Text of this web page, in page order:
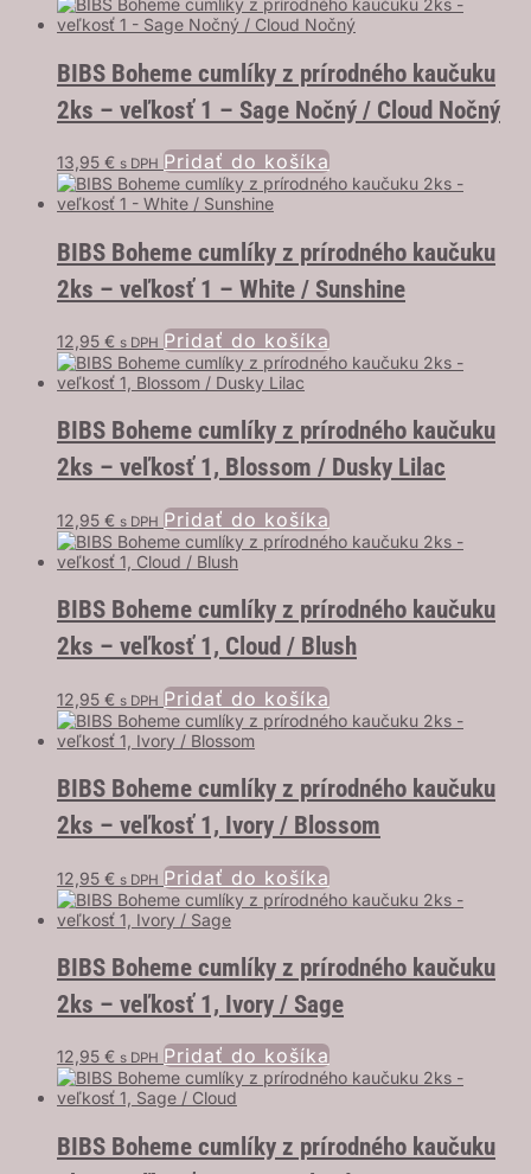
BIBS Boheme cumlíky z prírodného kaučuku
2ks – veľkosť 1 – Sage Nočný / Cloud Nočný
13,95 € s DPH Pridať do košíka
BIBS Boheme cumlíky z prírodného kaučuku
2ks – veľkosť 1 – White / Sunshine
12,95 € s DPH Pridať do košíka
BIBS Boheme cumlíky z prírodného kaučuku
2ks – veľkosť 1, Blossom / Dusky Lilac
12,95 € s DPH Pridať do košíka
BIBS Boheme cumlíky z prírodného kaučuku
2ks – veľkosť 1, Cloud / Blush
12,95 € s DPH Pridať do košíka
BIBS Boheme cumlíky z prírodného kaučuku
2ks – veľkosť 1, Ivory / Blossom
12,95 € s DPH Pridať do košíka
BIBS Boheme cumlíky z prírodného kaučuku
2ks – veľkosť 1, Ivory / Sage
12,95 € s DPH Pridať do košíka
BIBS Boheme cumlíky z prírodného kaučuku